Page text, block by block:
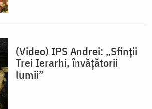
(Video) IPS Andrei: „Sfinții
Trei Ierarhi, învățătorii
lumii”